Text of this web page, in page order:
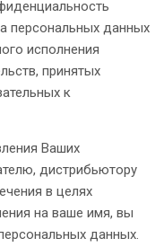
персональных данных
исполнения
принятых
к
Ваших
дистрибьютору
в целях
на ваше имя, вы
данных.